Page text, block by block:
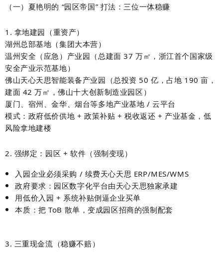
（一）夏艳明的 “园区帝国” 打法：三位一体稳赚
1. 拿地建园（重资产）
湖州总部基地 （集团大本营）
温州安全（应急）产业园 （总建面 37 万㎡，浙江首个国家级
安全产业示范基地）
佛山天心天思智能装备产业园 （总投资 50 亿，占地 190 亩，
建面 42 万㎡，佛山十大创新制造业园区）
厦门、宿州、金华、烟台等多地产业基地 / 云平台
模式： 政府低价供地 + 政策补贴 + 税收返还 + 产业基金 ，低
风险拿地建楼
2. 强绑定：园区 + 软件（强制变现）
入园企业必须采购 / 续费天心天思 ERP/MES/WMS
政府要求： 园区数字化平台由天心天思独家承建
用低价入园 + 系统补贴倒逼企业买单
本质：把 ToB 散单，变成园区招商的强制配套
3. 三重现金流（稳赚不赔）